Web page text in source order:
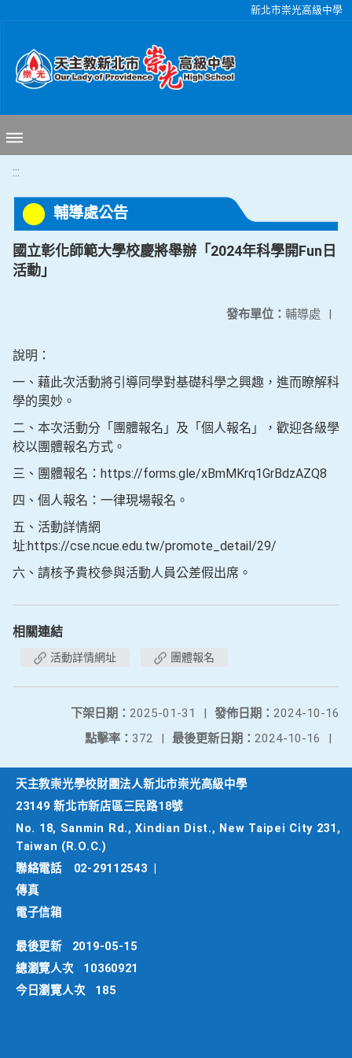
新北市崇光高級中學
:::
輔導處公告
國立彰化師範大學校慶將舉辦「2024年科學開Fun日
活動」
發布單位： 輔導處 |
說明：
一、藉此次活動將引導同學對基礎科學之興趣，進而瞭解科
學的奧妙。
二、本次活動分「團體報名」及「個人報名」，歡迎各級學
校以團體報名方式。
三、團體報名：https://forms.gle/xBmMKrq1GrBdzAZQ8
四、個人報名：一律現場報名。
五、活動詳情網
址:https://cse.ncue.edu.tw/promote_detail/29/
六、請核予貴校參與活動人員公差假出席。
相關連結
活動詳情網址 團體報名
發佈日期： 2024-10-16
下架日期： 2025-01-31
|
最後更新日期： 2024-10-16 |
點擊率： 372 |
天主教崇光學校財團法人新北市崇光高級中學
23149 新北市新店區三民路18號
No. 18, Sanmin Rd., Xindian Dist., New Taipei City 231,
Taiwan (R.O.C.)
聯絡電話
02-29112543
傳真
電子信箱
最後更新
2019-05-15
總瀏覽人次
10360921
今日瀏覽人次
185